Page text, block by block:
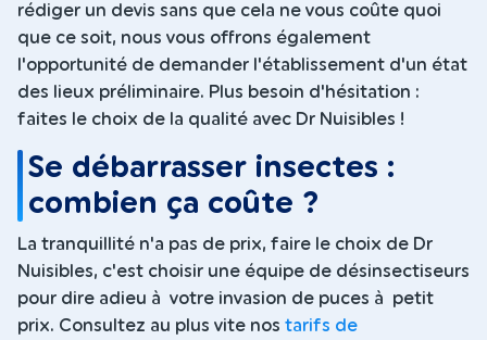
rédiger un devis sans que cela ne vous coûte quoi
que ce soit, nous vous offrons également
l'opportunité de demander l'établissement d'un état
des lieux préliminaire. Plus besoin d'hésitation :
faites le choix de la qualité avec Dr Nuisibles !
Se débarrasser insectes :
combien ça coûte ?
La tranquillité n'a pas de prix, faire le choix de Dr
Nuisibles, c'est choisir une équipe de désinsectiseurs
pour dire adieu à votre invasion de puces à petit
prix. Consultez au plus vite nos tarifs de